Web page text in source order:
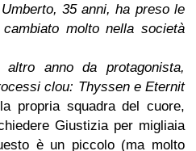
35 anni, ha preso le
molto nella società
anno da protagonista,
clou: Thyssen e Eternit
propria squadra del cuore,
Giustizia per migliaia
è un piccolo (ma molto